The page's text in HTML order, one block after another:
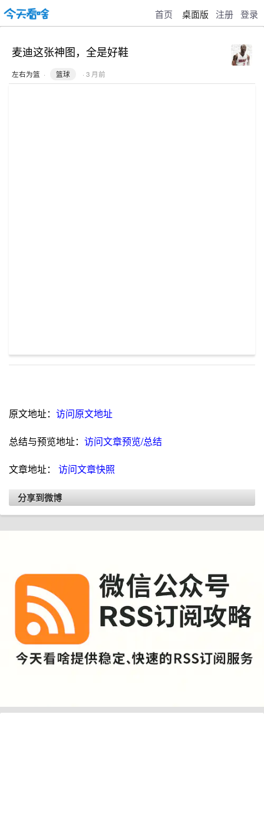
首页 桌面版 注册 登录
麦迪这张神图，全是好鞋
左右为篮 · 篮球 · 3 月前
原文地址： 访问原文地址
总结与预览地址： 访问文章预览/总结
文章地址： 访问文章快照
分享到微博